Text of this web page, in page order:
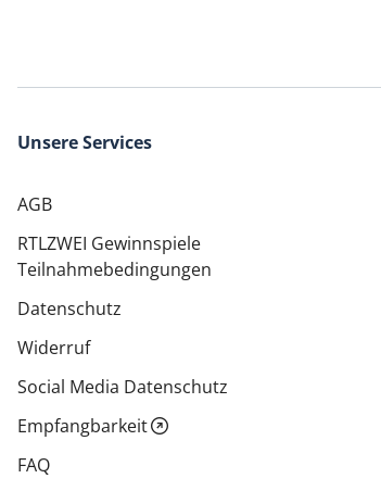
Unsere Services
AGB
RTLZWEI Gewinnspiele
Teilnahmebedingungen
Datenschutz
Widerruf
Social Media Datenschutz
Empfangbarkeit
FAQ